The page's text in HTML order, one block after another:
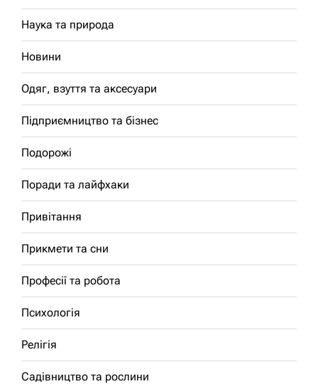
Наука та природа
Новини
Одяг, взуття та аксесуари
Підприємництво та бізнес
Подорожі
Поради та лайфхаки
Привітання
Прикмети та сни
Професії та робота
Психологія
Релігія
Садівництво та рослини